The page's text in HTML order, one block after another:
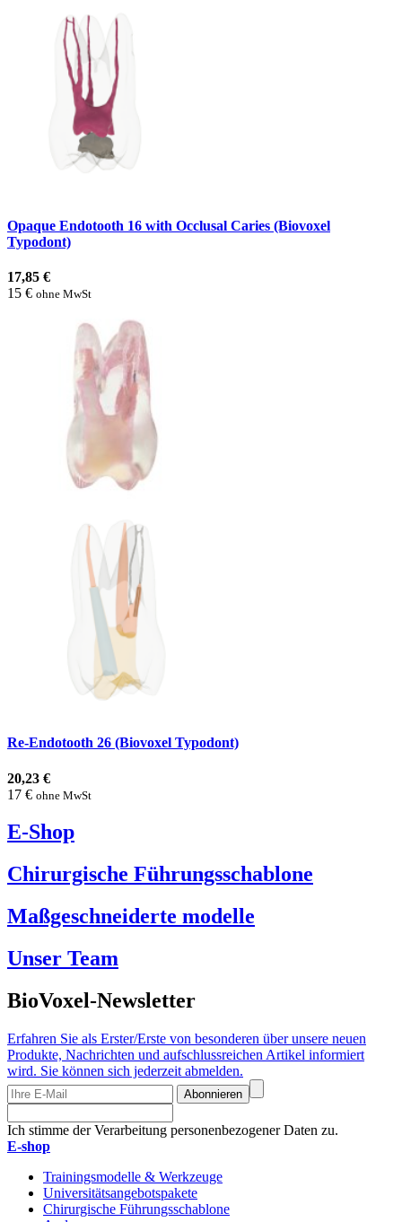
Opaque Endotooth 16 with Occlusal Caries (Biovoxel
Typodont)
17,85 €
15 € ohne MwSt
Re-Endotooth 26 (Biovoxel Typodont)
20,23 €
17 € ohne MwSt
E-Shop
Chirurgische Führungsschablone
Maßgeschneiderte modelle
Unser Team
BioVoxel-Newsletter
Erfahren Sie als Erster/Erste von besonderen über unsere neuen
Produkte, Nachrichten und aufschlussreichen Artikel informiert
wird. Sie können sich jederzeit abmelden.
Abonnieren
Ich stimme der Verarbeitung personenbezogener Daten zu.
E-shop
Trainingsmodelle & Werkzeuge
Universitätsangebotspakete
Chirurgische Führungsschablone